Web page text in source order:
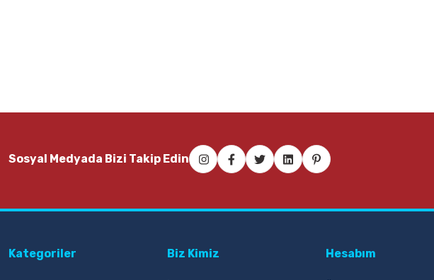
19,75 TL
24,00 TL
Sosyal Medyada Bizi Takip Edin
Kategoriler Biz Kimiz Hesabım